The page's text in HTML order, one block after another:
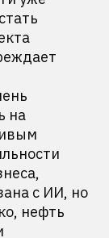
на
с ИИ, но
нефть